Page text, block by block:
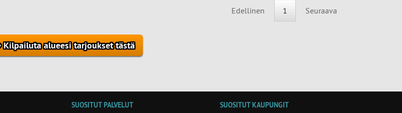
Edellinen 1 Seuraava
Kilpailuta alueesi tarjoukset tästä
SUOSITUT PALVELUT
SUOSITUT KAUPUNGIT